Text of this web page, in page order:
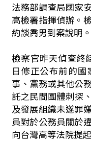
法務部調查局國家
高檢署指揮偵辦。
約談喬男到案說明。
檢察官昨天偵查終
日修正公布前的
事、黨務或其他公
託之民間團體刺探
及發展組織未遂罪
員對於公務員關於
向台灣高等法院提